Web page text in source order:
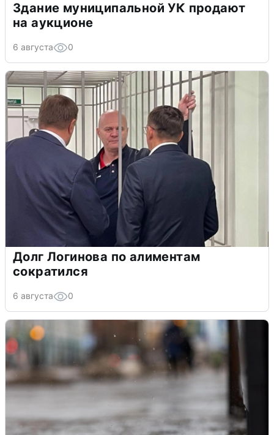
Здание муниципальной УК продают
на аукционе
6 августа 0
Долг Логинова по алиментам
сократился
6 августа 0